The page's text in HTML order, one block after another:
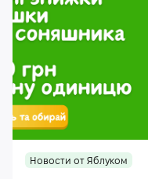
Новости от Яблуком